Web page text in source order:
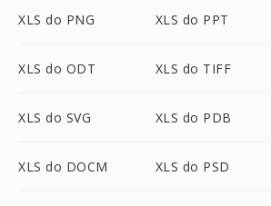
XLS do PNG XLS do PPT
XLS do ODT XLS do TIFF
XLS do SVG XLS do PDB
XLS do DOCM XLS do PSD